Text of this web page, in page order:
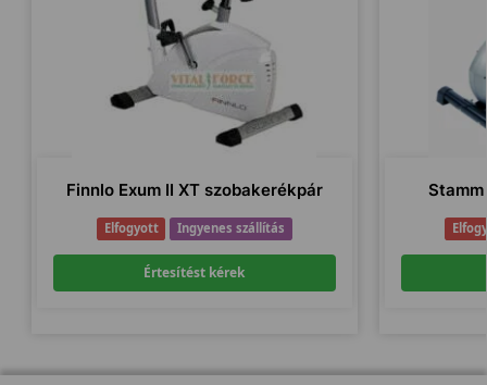
Finnlo Exum II XT szobakerékpár
Elfogyott Ingyenes szállítás
Értesítést kérek